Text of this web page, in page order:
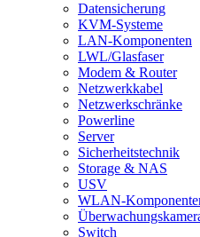
Datensicherung
KVM-Systeme
LAN-Komponenten
LWL/Glasfaser
Modem & Router
Netzwerkkabel
Netzwerkschränke
Powerline
Server
Sicherheitstechnik
Storage & NAS
USV
WLAN-
Switch